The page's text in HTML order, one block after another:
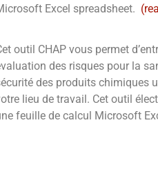
Excel spreadsheet.
outil CHAP vous permet
des risques pour la
des produits chimiques
lieu de travail. Cet outil
feuille de calcul Microsoft